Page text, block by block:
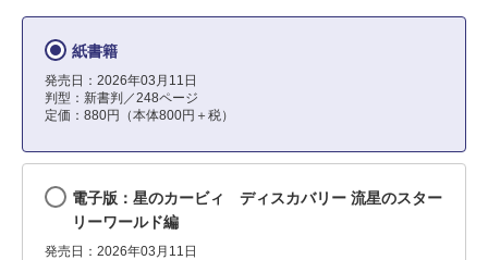
紙書籍
発売日：2026年03月11日
判型：新書判／248ページ
定価：880円（本体800円＋税）
電子版：星のカービィ ディスカバリー 流星のスター
リーワールド編
発売日：2026年03月11日